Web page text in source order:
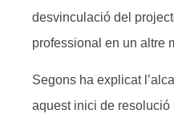
desvinculació del
professional en un altre
Segons ha explicat
aquest inici de